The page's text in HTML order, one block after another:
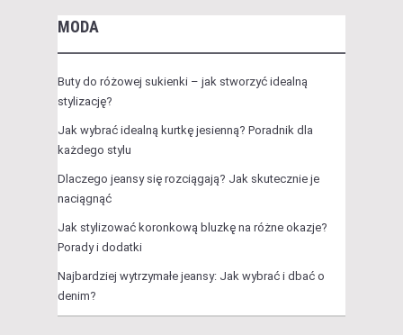
MODA
Buty do różowej sukienki – jak stworzyć idealną
stylizację?
Jak wybrać idealną kurtkę jesienną? Poradnik dla
każdego stylu
Dlaczego jeansy się rozciągają? Jak skutecznie je
naciągnąć
Jak stylizować koronkową bluzkę na różne okazje?
Porady i dodatki
Najbardziej wytrzymałe jeansy: Jak wybrać i dbać o
denim?